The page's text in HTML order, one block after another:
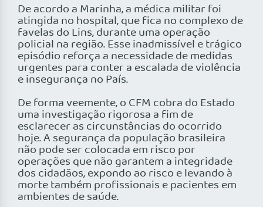
De acordo a Marinha, a médica militar foi
atingida no hospital, que fica no complexo de
favelas do Lins, durante uma operação
policial na região. Esse inadmissível e trágico
episódio reforça a necessidade de medidas
urgentes para conter a escalada de violência
e insegurança no País.
De forma veemente, o CFM cobra do Estado
uma investigação rigorosa a fim de
esclarecer as circunstâncias do ocorrido
hoje. A segurança da população brasileira
não pode ser colocada em risco por
operações que não garantem a integridade
dos cidadãos, expondo ao risco e levando à
morte também profissionais e pacientes em
ambientes de saúde.